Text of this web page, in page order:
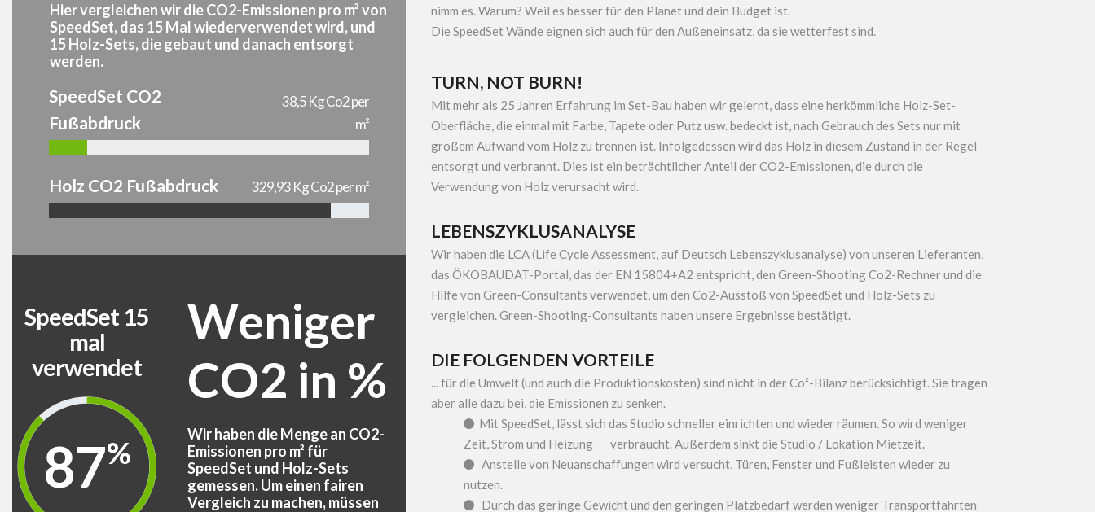
Hier vergleichen wir die CO2-Emissionen pro m² von
SpeedSet, das 15 Mal wiederverwendet wird, und
15 Holz-Sets, die gebaut und danach entsorgt
werden.
SpeedSet CO2
Fußabdruck
38,5 Kg Co2 per
m²
Holz CO2 Fußabdruck 329,93 Kg Co2 per m²
SpeedSet 15
mal
verwendet
88%
Weniger
CO2 in %
Wir haben die Menge an CO2-
Emissionen pro m² für
SpeedSet und Holz-Sets
gemessen. Um einen fairen
Vergleich zu machen, müssen
nimm es. Warum? Weil es besser für den Planet und dein Budget ist.
Die SpeedSet Wände eignen sich auch für den Außeneinsatz, da sie wetterfest sind.
TURN, NOT BURN!
Mit mehr als 25 Jahren Erfahrung im Set-Bau haben wir gelernt, dass eine herkömmliche Holz-Set-
Oberfläche, die einmal mit Farbe, Tapete oder Putz usw. bedeckt ist, nach Gebrauch des Sets nur mit
großem Aufwand vom Holz zu trennen ist. Infolgedessen wird das Holz in diesem Zustand in der Regel
entsorgt und verbrannt. Dies ist ein beträchtlicher Anteil der CO2-Emissionen, die durch die
Verwendung von Holz verursacht wird.
LEBENSZYKLUSANALYSE
Wir haben die LCA (Life Cycle Assessment, auf Deutsch Lebenszyklusanalyse) von unseren Lieferanten,
das ÖKOBAUDAT-Portal, das der EN 15804+A2 entspricht, den Green-Shooting Co2-Rechner und die
Hilfe von Green-Consultants verwendet, um den Co2-Ausstoß von SpeedSet und Holz-Sets zu
vergleichen. Green-Shooting-Consultants haben unsere Ergebnisse bestätigt.
DIE FOLGENDEN VORTEILE
... für die Umwelt (und auch die Produktionskosten) sind nicht in der Co²-Bilanz berücksichtigt. Sie tragen
aber alle dazu bei, die Emissionen zu senken.
 Mit SpeedSet, lässt sich das Studio schneller einrichten und wieder räumen. So wird weniger
Zeit, Strom und Heizung verbraucht. Außerdem sinkt die Studio / Lokation Mietzeit.
 Anstelle von Neuanschaffungen wird versucht, Türen, Fenster und Fußleisten wieder zu
nutzen.
 Durch das geringe Gewicht und den geringen Platzbedarf werden weniger Transportfahrten